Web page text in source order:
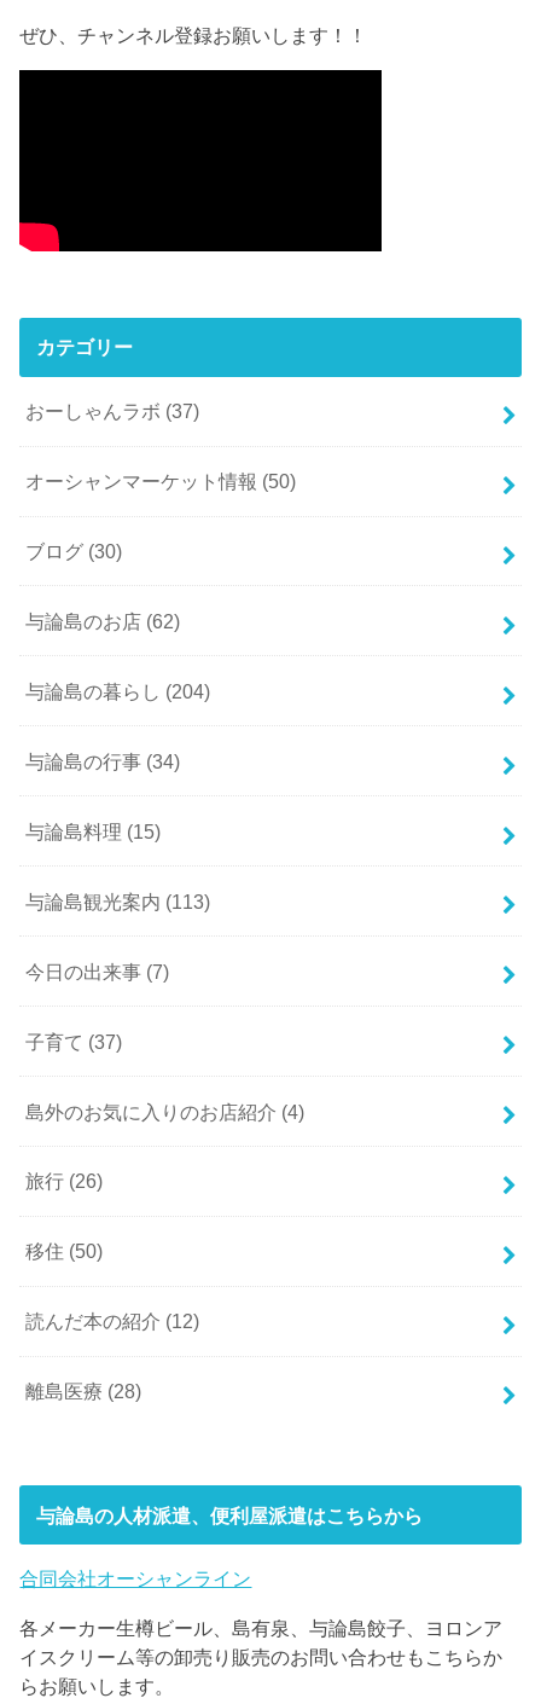
ぜひ、チャンネル登録お願いします！！
カテゴリー
おーしゃんラボ (37)
オーシャンマーケット情報 (50)
ブログ (30)
与論島のお店 (62)
与論島の暮らし (204)
与論島の行事 (34)
与論島料理 (15)
与論島観光案内 (113)
今日の出来事 (7)
子育て (37)
島外のお気に入りのお店紹介 (4)
旅行 (26)
移住 (50)
読んだ本の紹介 (12)
離島医療 (28)
与論島の人材派遣、便利屋派遣はこちらから
合同会社オーシャンライン
各メーカー生樽ビール、島有泉、与論島餃子、ヨロンア
イスクリーム等の卸売り販売のお問い合わせもこちらか
らお願いします。